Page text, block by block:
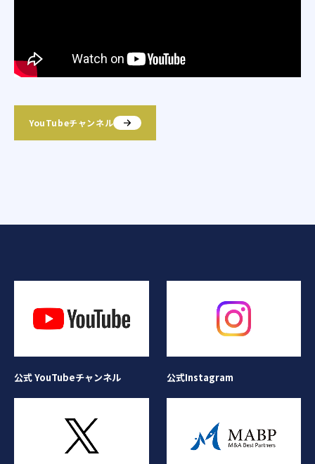
YouTubeチャンネル
公式 YouTubeチャンネル 公式Instagram